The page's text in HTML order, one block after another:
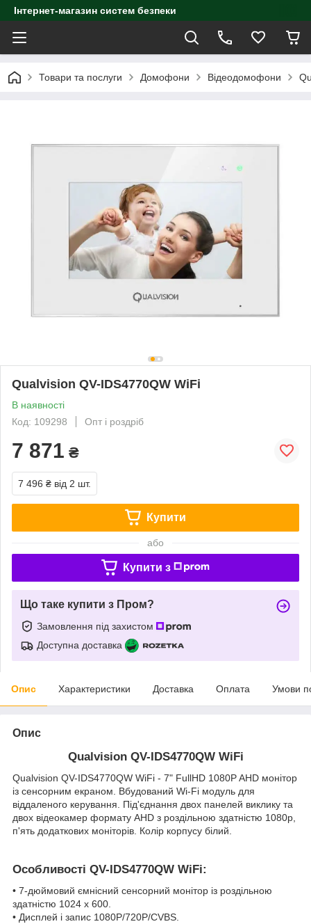
Інтернет-магазин систем безпеки
Товари та послуги Домофони Відеодомофони
Qualvision QV-IDS4770QW WiFi
В наявності
Код: 109298
Опт і роздріб
7 871 ₴
7 496 ₴ від 2 шт.
Купити
або
Купити з
Що таке купити з Пром?
Замовлення під захистом
Доступна доставка
Опис Характеристики Доставка Оплата Умови
Опис
Qualvision QV-IDS4770QW WiFi
Qualvision QV-IDS4770QW WiFi - 7" FullHD 1080P AHD монітор
із сенсорним екраном. Вбудований Wi-Fi модуль для
віддаленого керування. Під'єднання двох панелей виклику та
двох відеокамер формату AHD з роздільною здатністю 1080p,
п'ять додаткових моніторів. Колір корпусу білий.
Особливості QV-IDS4770QW WiFi:
• 7-дюймовий ємнісний сенсорний монітор із роздільною
здатністю 1024 х 600.
• Дисплей і запис 1080P/720P/CVBS.